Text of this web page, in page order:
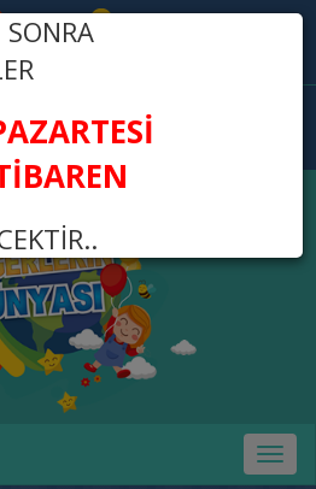
Giriş Yap
Toggle